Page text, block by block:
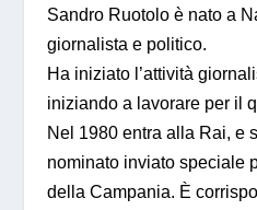
Sandro Ruotolo è nato a
giornalista e politico.
Ha iniziato l’attività
iniziando a lavorare per il
Nel 1980 entra alla Rai, e
nominato inviato speciale
della Campania. È